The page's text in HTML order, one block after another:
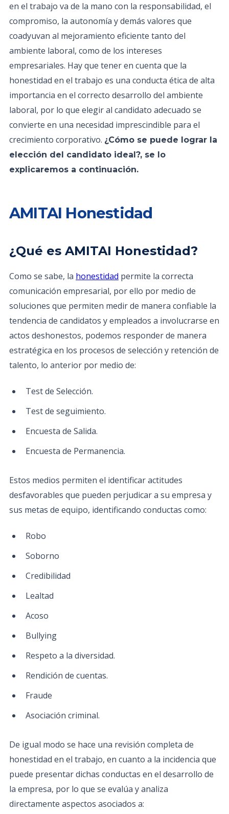
en el trabajo va de la mano con la responsabilidad, el
compromiso, la autonomía y demás valores que
coadyuvan al mejoramiento eficiente tanto del
ambiente laboral, como de los intereses
empresariales. Hay que tener en cuenta que la
honestidad en el trabajo es una conducta ética de alta
importancia en el correcto desarrollo del ambiente
laboral, por lo que elegir al candidato adecuado se
convierte en una necesidad imprescindible para el
crecimiento corporativo. ¿Cómo se puede lograr la
elección del candidato ideal?, se lo
explicaremos a continuación.
AMITAI Honestidad
¿Qué es AMITAI Honestidad?
Como se sabe, la honestidad permite la correcta
comunicación empresarial, por ello por medio de
soluciones que permiten medir de manera confiable la
tendencia de candidatos y empleados a involucrarse en
actos deshonestos, podemos responder de manera
estratégica en los procesos de selección y retención de
talento, lo anterior por medio de:
Test de Selección.
Test de seguimiento.
Encuesta de Salida.
Encuesta de Permanencia.
Estos medios permiten el identificar actitudes
desfavorables que pueden perjudicar a su empresa y
sus metas de equipo, identificando conductas como:
Robo
Soborno
Credibilidad
Lealtad
Acoso
Bullying
Respeto a la diversidad.
Rendición de cuentas.
Fraude
Asociación criminal.
De igual modo se hace una revisión completa de
honestidad en el trabajo, en cuanto a la incidencia que
puede presentar dichas conductas en el desarrollo de
la empresa, por lo que se evalúa y analiza
directamente aspectos asociados a: